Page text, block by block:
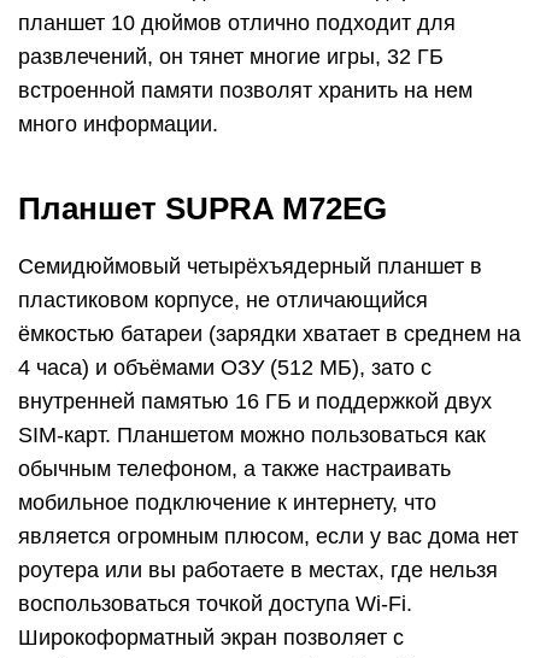
планшет 10 дюймов отлично подходит для
развлечений, он тянет многие игры, 32 ГБ
встроенной памяти позволят хранить на нем
много информации.
Планшет SUPRA M72EG
Семидюймовый четырёхъядерный планшет в
пластиковом корпусе, не отличающийся
ёмкостью батареи (зарядки хватает в среднем на
4 часа) и объёмами ОЗУ (512 МБ), зато с
внутренней памятью 16 ГБ и поддержкой двух
SIM-карт. Планшетом можно пользоваться как
обычным телефоном, а также настраивать
мобильное подключение к интернету, что
является огромным плюсом, если у вас дома нет
роутера или вы работаете в местах, где нельзя
воспользоваться точкой доступа Wi-Fi.
Широкоформатный экран позволяет с